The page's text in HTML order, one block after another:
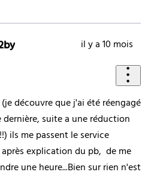
il y a 10 mois
découvre que j'ai été réengagé
suite a une réduction
ils me passent le service
explication du pb, de me
une heure...Bien sur rien n'est